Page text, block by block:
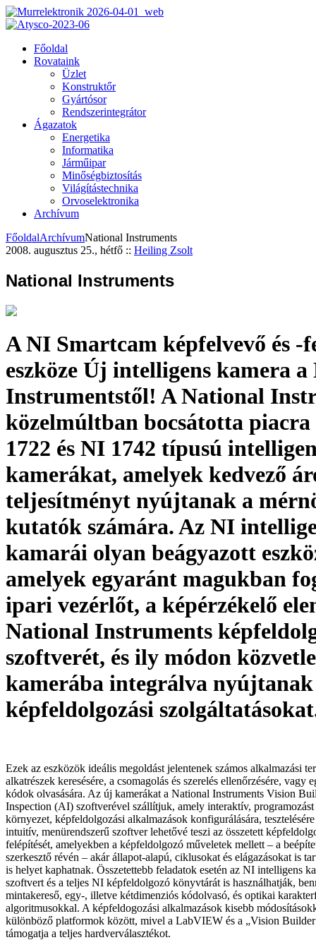
Főoldal
Rovataink
Üzlet
Konstruktőr
Gyártósor
Rendszerintegrátor
Ágazatok
Energetika
Informatika
Járműipar
Minőségbiztosítás
Világítástechnika
Orvoselektronika
Archívum
FőoldalArchívumNational Instruments
2008. augusztus 25., hétfő :: Heiling Zsolt
National Instruments
A NI Smartcam képfelvevő és -
eszköze Új intelligens kamera
Instrumentstől! A National
közelmúltban bocsátotta piacra
1722 és NI 1742 típusú
kamerákat, amelyek kedvező
teljesítményt nyújtanak a
kutatók számára. Az NI
kamarái olyan beágyazott
amelyek egyaránt magukban
ipari vezérlőt, a képérzékelő
Na­ti­onal Instruments
szoftverét, és ily módon
kamerába integrálva nyújtanak
képfeldolgozási
Ezek az eszközök ideális megoldást jelentenek számos alkalmazási
alkatrészek keresésére, a csomagolás és szerelés ellenőrzésére, vagy
kódok olvasására. Az új kamerákat a National Instru­ments Vi­sion
In­spec­tion (AI) szoftverével szállítjuk, amely interaktív,
környezet, kép­­­fel­dol­go­zási alkalmazások konfigurálására,
intuitív, menürendszerű szoftver lehetővé teszi az összetett
felépítését, amelyekben a képfeldolgozó műveletek mellett – a
szerkesztő révén – akár állapot-alapú, ciklusokat és elágazásokat is
is helyet kaphatnak. Összetettebb feladatok esetén az NI intelligens
szoftvert és a teljes NI képfeldolgozó könyvtárát is használhatják,
mintakereső, egy-, illetve kétdimenziós kódolvasó, és optikai
algoritmusokkal. A kép­feldogozási alkalmazások kisebb
különböző platformok között, mivel a LabVIEW és a „Vision
támogatja a teljes hardverválasztékot.